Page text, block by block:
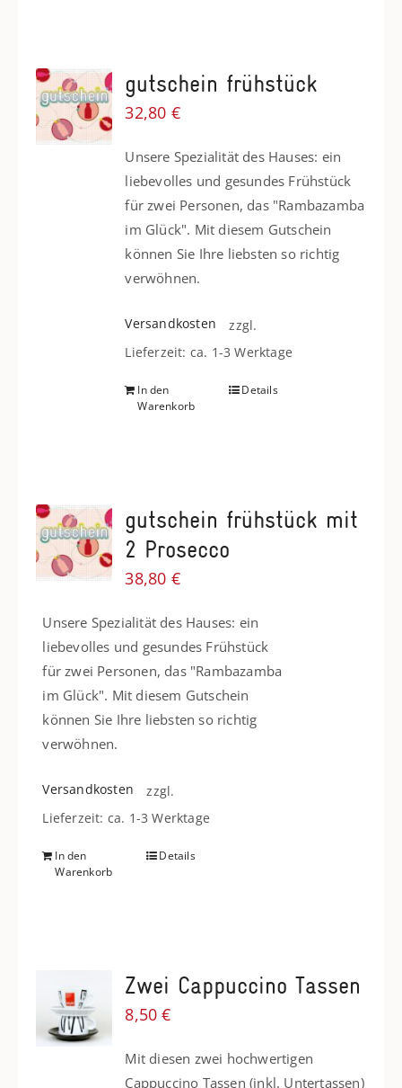
gutschein frühstück
32,80 €
Unsere Spezialität des Hauses: ein
liebevolles und gesundes Frühstück
für zwei Personen, das "Rambazamba
im Glück". Mit diesem Gutschein
können Sie Ihre liebsten so richtig
verwöhnen.
zzgl.
Versandkosten
Lieferzeit: ca. 1-3 Werktage
In den
Warenkorb
Details
gutschein frühstück mit
2 Prosecco
38,80 €
Unsere Spezialität des Hauses: ein
liebevolles und gesundes Frühstück
für zwei Personen, das "Rambazamba
im Glück". Mit diesem Gutschein
können Sie Ihre liebsten so richtig
verwöhnen.
zzgl.
Versandkosten
Lieferzeit: ca. 1-3 Werktage
In den
Warenkorb
Details
Zwei Cappuccino Tassen
8,50€
Mit diesen zwei hochwertigen
Cappuccino Tassen (inkl. Untertassen)